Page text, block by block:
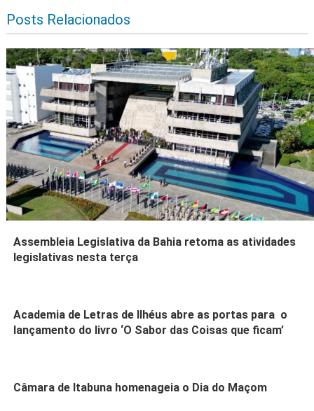
Posts Relacionados
Assembleia Legislativa da Bahia retoma as atividades
legislativas nesta terça
Academia de Letras de Ilhéus abre as portas para o
lançamento do livro ‘O Sabor das Coisas que ficam’
Câmara de Itabuna homenageia o Dia do Maçom